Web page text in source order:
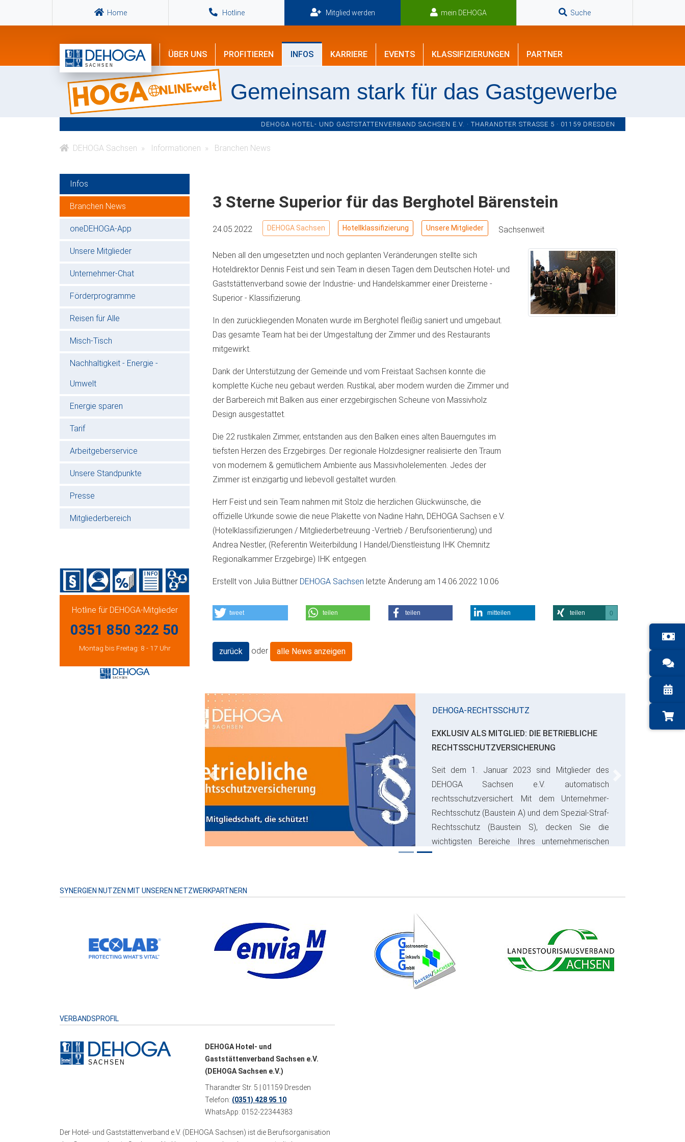
Home Hotline Mitglied werden mein DEHOGA Suche
ÜBER UNS PROFITIEREN INFOS KARRIERE EVENTS KLASSIFIZIERUNGEN PARTNER
Gemeinsam stark für das Gastgewerbe
DEHOGA HOTEL- UND GASTSTÄTTENVERBAND SACHSEN E.V. · THARANDTER STRASSE 5 · 01159 DRESDEN
DEHOGA Sachsen Informationen Branchen News
Infos
Branchen News
oneDEHOGA-App
Unsere Mitglieder
Unternehmer-Chat
Förderprogramme
Reisen für Alle
Misch-Tisch
Nachhaltigkeit - Energie -
Umwelt
Energie sparen
Tarif
Arbeitgeberservice
Unsere Standpunkte
Presse
Mitgliederbereich
Hotline für DEHOGA-Mitglieder
0351 850 322 50
Montag bis Freitag: 8 - 17 Uhr
3 Sterne Superior für das Berghotel Bärenstein
24.05.2022 DEHOGA Sachsen Hotellklassifizierung Unsere Mitglieder Sachsenweit
Neben all den umgesetzten und noch geplanten Veränderungen stellte sich
Hoteldirektor Dennis Feist und sein Team in diesen Tagen dem Deutschen Hotel- und
Gaststättenverband sowie der Industrie- und Handelskammer einer Dreisterne -
Superior - Klassifizierung.
In den zurückliegenden Monaten wurde im Berghotel fleißig saniert und umgebaut.
Das gesamte Team hat bei der Umgestaltung der Zimmer und des Restaurants
mitgewirkt.
Dank der Unterstützung der Gemeinde und vom Freistaat Sachsen konnte die
komplette Küche neu gebaut werden. Rustikal, aber modern wurden die Zimmer und
der Barbereich mit Balken aus einer erzgebirgischen Scheune von Massivholz
Design ausgestattet.
Die 22 rustikalen Zimmer, entstanden aus den Balken eines alten Bauerngutes im
tiefsten Herzen des Erzgebirges. Der regionale Holzdesigner realisierte den Traum
von modernem & gemütlichem Ambiente aus Massivholelementen. Jedes der
Zimmer ist einzigartig und liebevoll gestaltet wurden.
Herr Feist und sein Team nahmen mit Stolz die herzlichen Glückwünsche, die
offizielle Urkunde sowie die neue Plakette von Nadine Hahn, DEHOGA Sachsen e.V.
(Hotelklassifizierungen / Mitgliederbetreuung -Vertrieb / Berufsorientierung) und
Andrea Nestler, (Referentin Weiterbildung I Handel/Dienstleistung IHK Chemnitz
Regionalkammer Erzgebirge) IHK entgegen.
Erstellt von Julia Büttner DEHOGA Sachsen letzte Änderung am 14.06.2022 10:06
tweet teilen teilen mitteilen teilen 0
zurück oder alle News anzeigen
DEHOGA-RECHTSSCHUTZ
EXKLUSIV ALS MITGLIED: DIE BETRIEBLICHE
RECHTSSCHUTZVERSICHERUNG
Seit dem 1. Januar 2023 sind Mitglieder des
DEHOGA Sachsen e.V. automatisch
rechtsschutzversichert. Mit dem Unternehmer-
Rechtsschutz (Baustein A) und dem Spezial-Straf-
Rechtsschutz (Baustein S), decken Sie die
wichtigsten Bereiche Ihres unternehmerischen
Risikos ab und sparen bares Geld.
Previous
SYNERGIEN NUTZEN MIT UNSEREN NETZWERKPARTNERN
VERBANDSPROFIL
DEHOGA Hotel- und
Gaststättenverband Sachsen e.V.
(DEHOGA Sachsen e.V.)
Tharandter Str. 5 | 01159 Dresden
Telefon: (0351) 428 95 10
WhatsApp: 0152-22344383
Der Hotel- und Gaststättenverband e.V. (DEHOGA Sachsen) ist die Berufsorganisation